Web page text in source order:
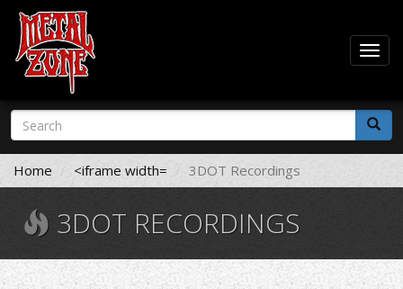
Skip
main
content
Search
form
Search
Home <iframe width= 3DOT Recordings
3DOT RECORDINGS